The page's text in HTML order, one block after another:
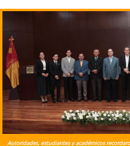
Autoridades, estudiantes y académicos